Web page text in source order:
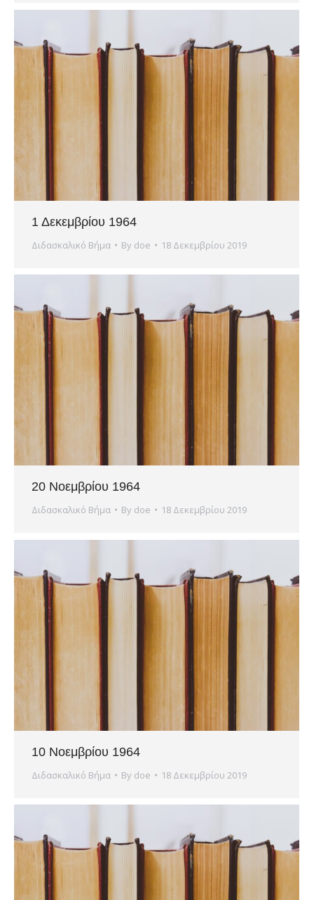
1 Δεκεμβρίου 1964
Διδασκαλικό Βήμα By doe 18 Δεκεμβρίου 2019
20 Νοεμβρίου 1964
Διδασκαλικό Βήμα By doe 18 Δεκεμβρίου 2019
10 Νοεμβρίου 1964
Διδασκαλικό Βήμα By doe 18 Δεκεμβρίου 2019